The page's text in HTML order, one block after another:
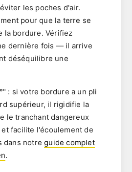
les poches d'air.
pour que la terre se
la bordure. Vérifiez
dernière fois — il arrive
déséquilibre une
: si votre bordure a un pli
supérieur, il rigidifie la
le tranchant dangereux
facilite l'écoulement de
dans notreguide complet
.